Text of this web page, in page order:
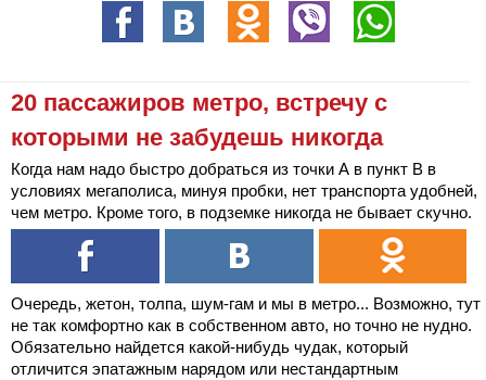
20 пассажиров метро, встречу с
которыми не забудешь никогда
Когда нам надо быстро добраться из точки А в пункт В в
условиях мегаполиса, минуя пробки, нет транспорта удобней,
чем метро. Кроме того, в подземке никогда не бывает скучно.
Очередь, жетон, толпа, шум-гам и мы в метро... Возможно, тут
не так комфортно как в собственном авто, но точно не нудно.
Обязательно найдется какой-нибудь чудак, который
отличится эпатажным нарядом или нестандартным